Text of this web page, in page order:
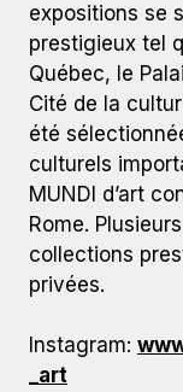
expositions se
prestigieux tel
Québec, le
Cité de la
été
culturels
MUNDI d’art
Rome.
collections
privées.
Instagram:
_art